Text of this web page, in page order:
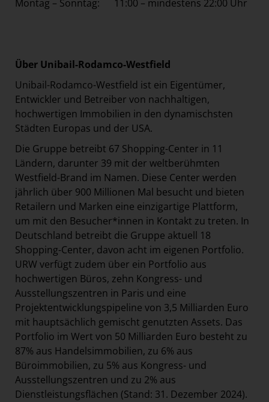
Montag – Sonntag: 11:00 – mindestens 22:00 Uhr
Über Unibail-Rodamco-Westfield
Unibail-Rodamco-Westfield ist ein Eigentümer,
Entwickler und Betreiber von nachhaltigen,
hochwertigen Immobilien in den dynamischsten
Städten Europas und der USA.
Die Gruppe betreibt 67 Shopping-Center in 11
Ländern, darunter 39 mit der weltberühmten
Westfield-Brand im Namen. Diese Center werden
jährlich über 900 Millionen Mal besucht und bieten
Retailern und Marken eine einzigartige Plattform,
um mit den Besucher*innen in Kontakt zu treten. In
Deutschland betreibt die Gruppe aktuell 18
Shopping-Center, davon acht im eigenen Portfolio.
URW verfügt zudem über ein Portfolio aus
hochwertigen Büros, zehn Kongress- und
Ausstellungszentren in Paris und eine
Projektentwicklungspipeline von 3,5 Milliarden Euro
mit hauptsächlich gemischt genutzten Assets. Das
Portfolio im Wert von 50 Milliarden Euro besteht zu
87% aus Handelsimmobilien, zu 6% aus
Büroimmobilien, zu 5% aus Kongress- und
Ausstellungszentren und zu 2% aus
Dienstleistungsflächen (Stand: 31. Dezember 2024).